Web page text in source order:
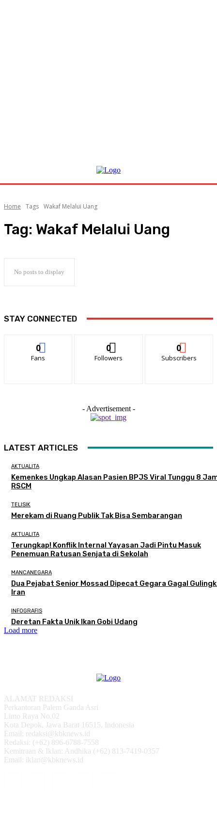
Home Tags Wakaf Melalui Uang
Tag: Wakaf Melalui Uang
No posts to display
STAY CONNECTED
0
Fans
0
Followers
0
Subscribers
- Advertisement -
LATEST ARTICLES
AKTUALITA
Kemenkes Ungkap Alasan Pasien BPJS Viral Tunggu 8
RSCM
TELISIK
Merekam di Ruang Publik Tak Bisa Sembarangan
AKTUALITA
Terungkap! Konflik Internal Yayasan Jadi Pintu Masuk
Penemuan Ratusan Senjata di Sekolah
MANCANEGARA
Dua Pejabat Senior Mossad Dipecat Gegara Gagal
Iran
INFOGRAFIS
Deretan Fakta Unik Ikan Gobi Udang
Load more
ALAMAT REDAKSI
Perkantoran Palem Ganda Asri
Limo Raya No.02
Kota Depok, Jawa Barat 16515, Indonesia
Email: redaksi@kbknews.id
Redaksi: (+62) 896-6788-7558
Kemitraan & Iklan: Andhika (+62) 813-7419-0357
Email: iklan@kbknews.id